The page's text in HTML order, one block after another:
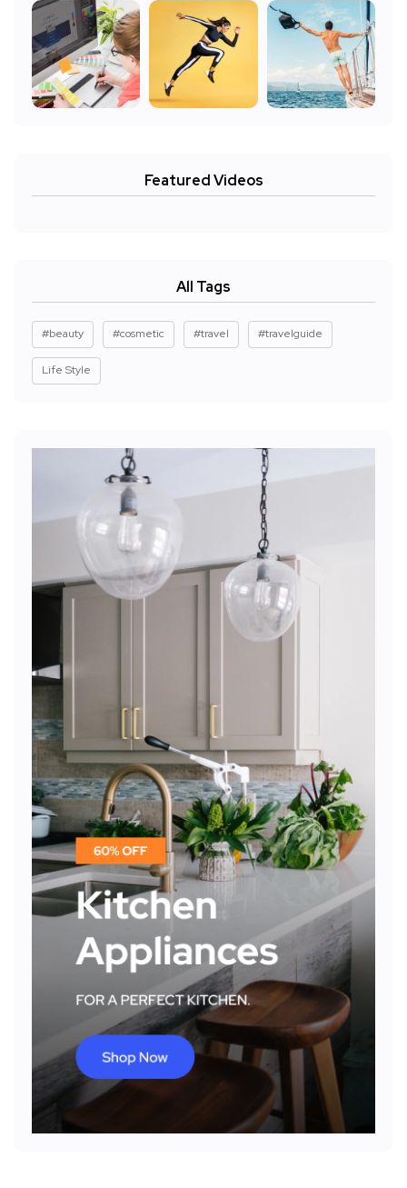
Featured Videos
All Tags
#beauty #cosmetic #travel #travelguide
Life Style